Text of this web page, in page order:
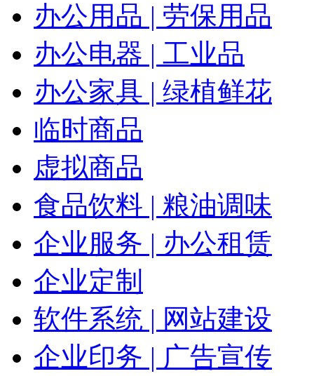
办公用品 | 劳保用品
办公电器 | 工业品
办公家具 | 绿植鲜花
临时商品
虚拟商品
食品饮料 | 粮油调味
企业服务 | 办公租赁
企业定制
软件系统 | 网站建设
企业印务 | 广告宣传